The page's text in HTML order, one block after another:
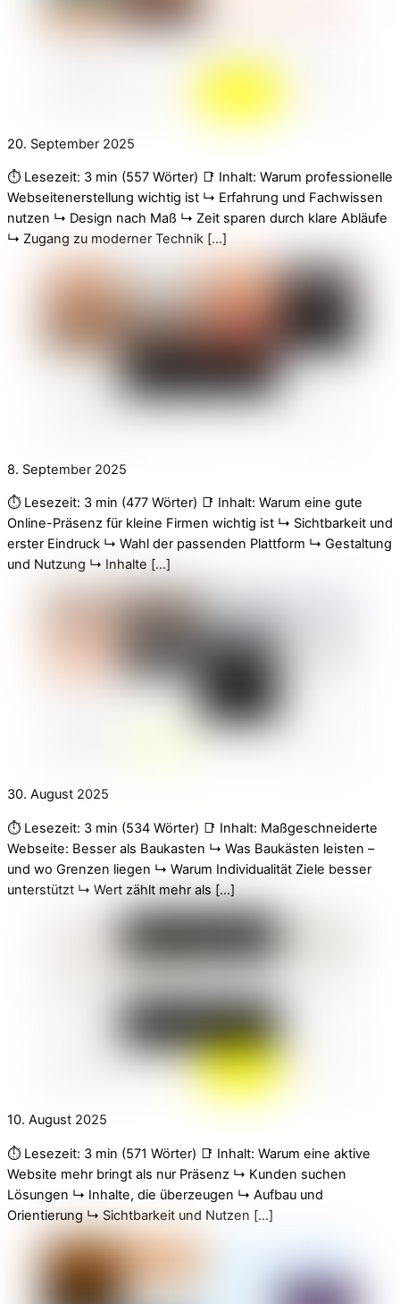
20. September 2025
⏱️ Lesezeit: 3 min (557 Wörter) 📑 Inhalt: Warum professionelle
Webseitenerstellung wichtig ist ↳ Erfahrung und Fachwissen
nutzen ↳ Design nach Maß ↳ Zeit sparen durch klare Abläufe
↳ Zugang zu moderner Technik […]
8. September 2025
⏱️ Lesezeit: 3 min (477 Wörter) 📑 Inhalt: Warum eine gute
Online-Präsenz für kleine Firmen wichtig ist ↳ Sichtbarkeit und
erster Eindruck ↳ Wahl der passenden Plattform ↳ Gestaltung
und Nutzung ↳ Inhalte […]
30. August 2025
⏱️ Lesezeit: 3 min (534 Wörter) 📑 Inhalt: Maßgeschneiderte
Webseite: Besser als Baukasten ↳ Was Baukästen leisten –
und wo Grenzen liegen ↳ Warum Individualität Ziele besser
unterstützt ↳ Wert zählt mehr als […]
10. August 2025
⏱️ Lesezeit: 3 min (571 Wörter) 📑 Inhalt: Warum eine aktive
Website mehr bringt als nur Präsenz ↳ Kunden suchen
Lösungen ↳ Inhalte, die überzeugen ↳ Aufbau und
Orientierung ↳ Sichtbarkeit und Nutzen […]